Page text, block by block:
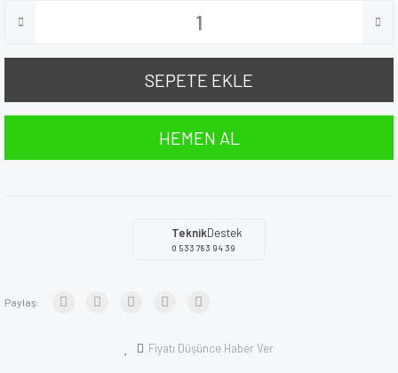
SEPETE EKLE
HEMEN AL
TeknikDestek
0 533 783 94 39
Paylaş:
Fiyatı Düşünce Haber Ver